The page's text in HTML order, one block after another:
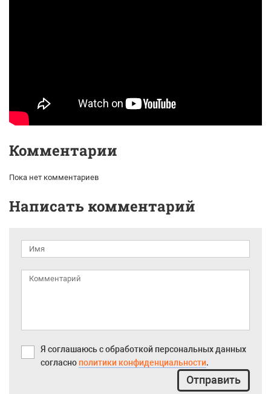
Комментарии
Пока нет комментариев
Написать комментарий
Я соглашаюсь с обработкой персональных данных
согласно политики конфиденциальности.
Отправить